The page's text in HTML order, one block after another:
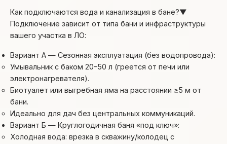
Как подключаются вода и канализация в бане?▼
Подключение зависит от типа бани и инфраструктуры
вашего участка в ЛО:
Вариант А — Сезонная эксплуатация (без водопровода):
Умывальник с баком 20–50 л (греется от печи или
электронагревателя).
Биотуалет или выгребная яма на расстоянии ≥5 м от
бани.
Идеально для дач без центральных коммуникаций.
Вариант Б — Круглогодичная баня «под ключ»:
Холодная вода: врезка в скважину/колодец с